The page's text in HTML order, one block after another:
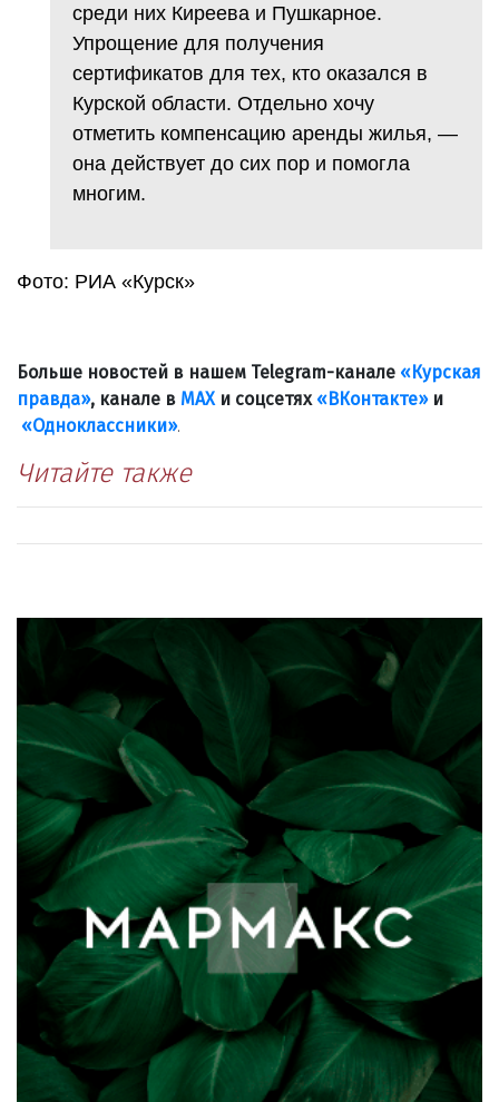
среди них Киреева и Пушкарное.
Упрощение для получения
сертификатов для тех, кто оказался в
Курской области. Отдельно хочу
отметить компенсацию аренды жилья, —
она действует до сих пор и помогла
многим.
Фото: РИА «Курск»
Больше новостей в нашем Telegram-канале «Курская
правда», канале в МАХ и соцсетях «ВКонтакте»и
«Одноклассники».
Читайте также